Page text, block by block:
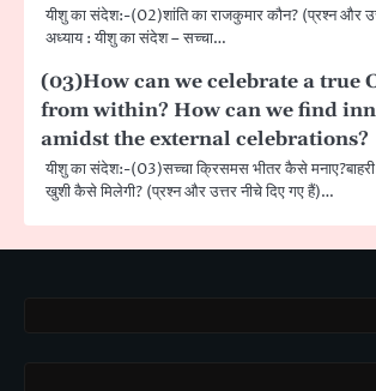
यीशु का संदेश:-(02)शांति का राजकुमार कौन? (प्रश्न और
अध्याय : यीशु का संदेश – सच्चा…
(03)How can we celebrate a true
from within? How can we find
amidst the external celebrations?
यीशु का संदेश:-(03)सच्चा क्रिसमस भीतर कैसे
खुशी कैसे मिलेगी? (प्रश्न और उत्तर नीचे दिए गए हैं)…